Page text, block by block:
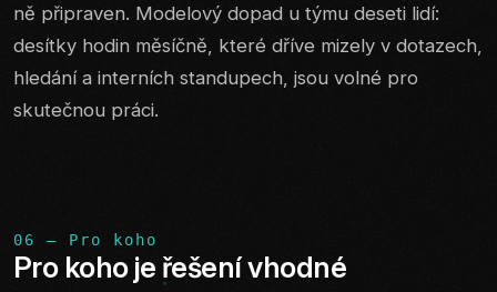
ně připraven. Modelový dopad u týmu deseti lidí:
desítky hodin měsíčně, které dříve mizely v dotazech,
hledání a interních standupech, jsou volné pro
skutečnou práci.
06 — Pro koho
Pro koho je řešení vhodné